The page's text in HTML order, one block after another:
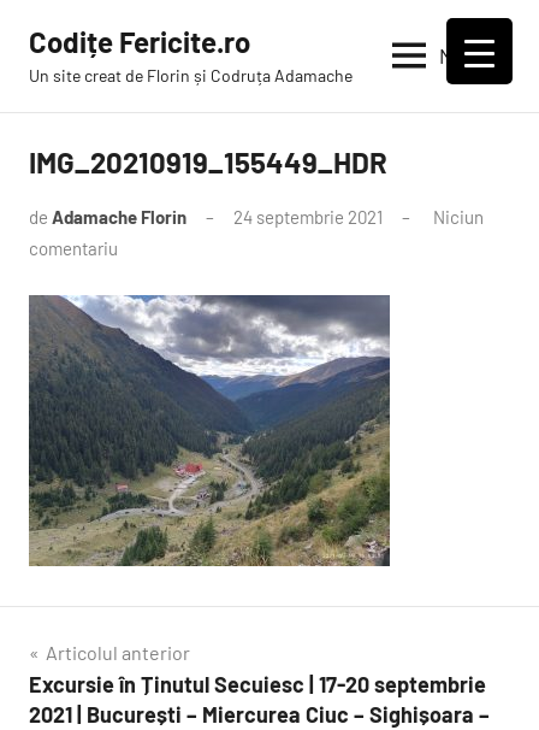
conținut
Codițe Fericite.ro
Un site creat de Florin și Codruța Adamache
Meniu
IMG_20210919_155449_HDR
de Adamache Florin 24 septembrie 2021
Niciun
comentariu
Navigare
în
Articolul anterior
Excursie în Ținutul Secuiesc | 17-20 septembrie
2021 | București – Miercurea Ciuc – Sighișoara –